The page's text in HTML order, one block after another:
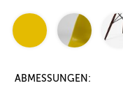
ABMESSUNGEN: